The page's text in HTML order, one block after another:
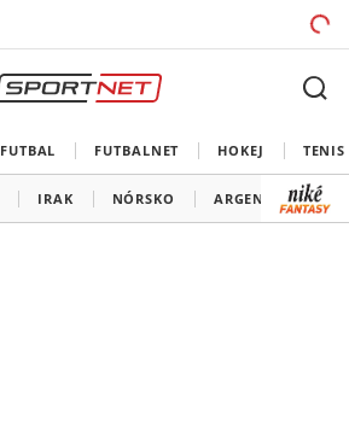
FUTBAL FUTBALNET HOKEJ TENIS
IRAK NÓRSKO ARGENTÍNA